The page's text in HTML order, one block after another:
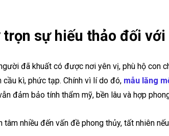
sự hiếu thảo đối
đã khuất có được nơi yên vị, phù hộ con
kì, phức tạp. Chính vì lí do đó, mẫu lăng
đảm bảo tính thẩm mỹ, bền lâu và hợp
nhiều đến vấn đề phong thủy, tất nhiên